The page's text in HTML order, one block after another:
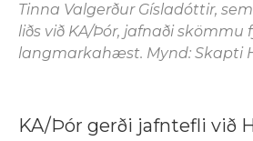
Tinna Valgerður Gísladóttir,
liðs við KA/Þór, jafnaði skömmu
langmarkahæst. Mynd: Skapti
KA/Þór gerði jafntefli við